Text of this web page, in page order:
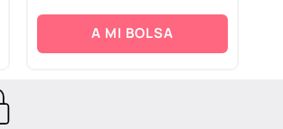
A MI BOLSA